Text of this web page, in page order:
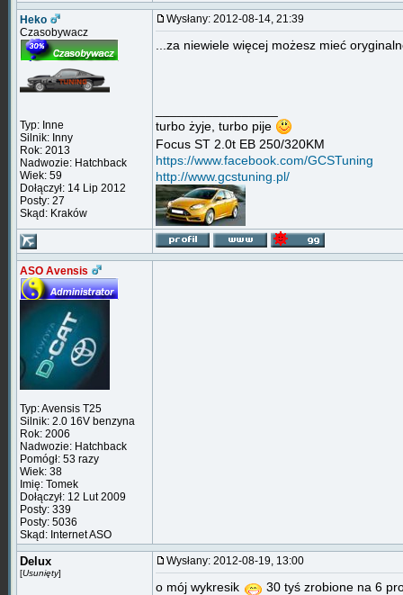
Heko
Czasobywacz
Typ: Inne
Silnik: Inny
Rok: 2013
Nadwozie: Hatchback
Wiek: 59
Dołączył: 14 Lip 2012
Posty: 27
Skąd: Kraków
Wysłany: 2012-08-14, 21:39
...za niewiele więcej możesz mieć
turbo żyje, turbo pije
Focus ST 2.0t EB 250/320KM
https://www.facebook.com/GCSTuning
http://www.gcstuning.pl/
ASO Avensis
Typ: Avensis T25
Silnik: 2.0 16V benzyna
Rok: 2006
Nadwozie: Hatchback
Pomógł: 53 razy
Wiek: 38
Imię: Tomek
Dołączył: 12 Lut 2009
Posty: 339
Posty: 5036
Skąd: Internet ASO
Delux
[Usunięty]
Wysłany: 2012-08-19, 13:00
o mój wykresik 30 tyś zrobione na 6